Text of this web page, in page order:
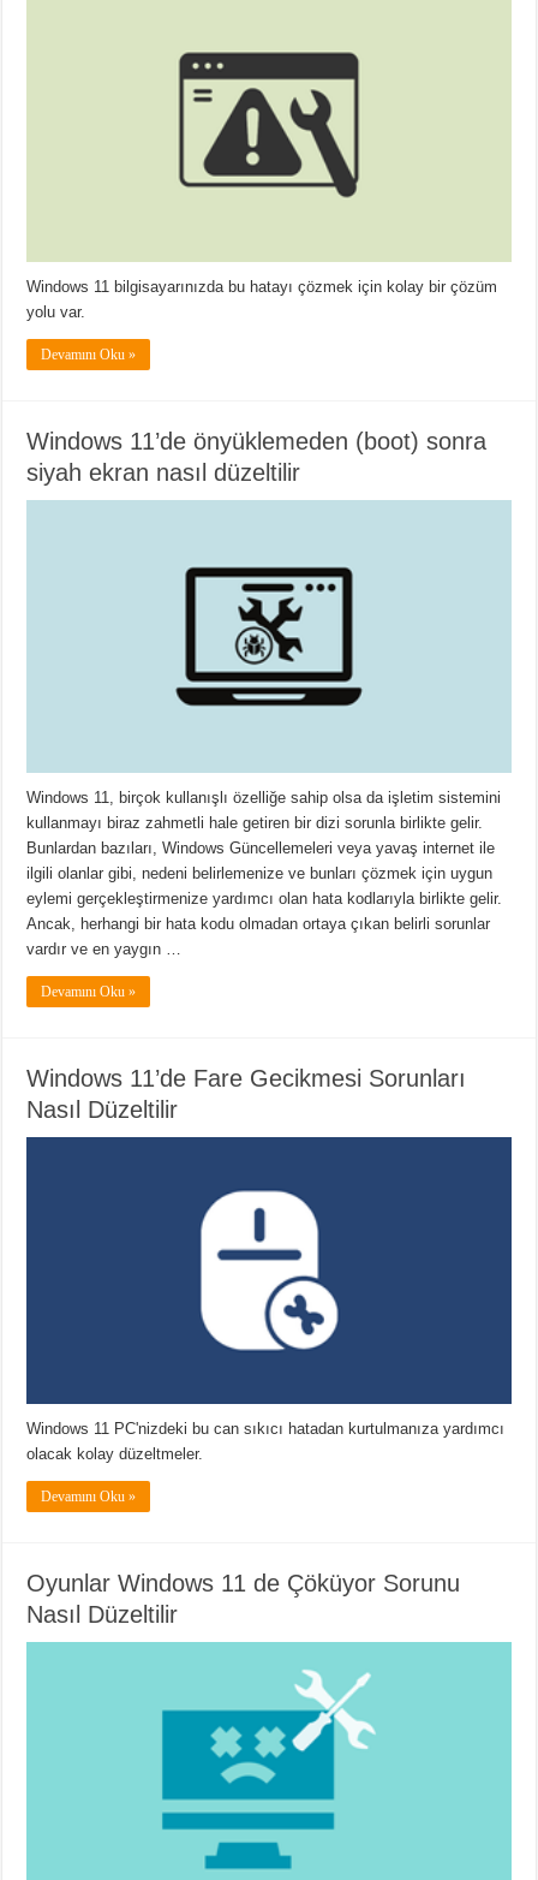
Windows 11 bilgisayarınızda bu hatayı çözmek için kolay bir çözüm
yolu var.
Devamını Oku »
Windows 11’de önyüklemeden (boot) sonra
siyah ekran nasıl düzeltilir
Windows 11, birçok kullanışlı özelliğe sahip olsa da işletim sistemini
kullanmayı biraz zahmetli hale getiren bir dizi sorunla birlikte gelir.
Bunlardan bazıları, Windows Güncellemeleri veya yavaş internet ile
ilgili olanlar gibi, nedeni belirlemenize ve bunları çözmek için uygun
eylemi gerçekleştirmenize yardımcı olan hata kodlarıyla birlikte gelir.
Ancak, herhangi bir hata kodu olmadan ortaya çıkan belirli sorunlar
vardır ve en yaygın …
Devamını Oku »
Windows 11’de Fare Gecikmesi Sorunları
Nasıl Düzeltilir
Windows 11 PC'nizdeki bu can sıkıcı hatadan kurtulmanıza yardımcı
olacak kolay düzeltmeler.
Devamını Oku »
Oyunlar Windows 11 de Çöküyor Sorunu
Nasıl Düzeltilir